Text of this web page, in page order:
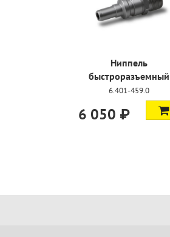
Ниппель
быстроразъемный
6.401-459.0
6 050 ₽